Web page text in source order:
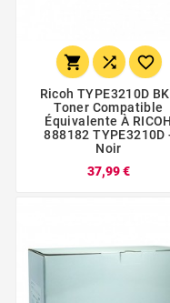
  
Ricoh TYPE3210D
Toner Compatible
Équivalente À RICOH
888182 TYPE3210D
Noir
37,99 €